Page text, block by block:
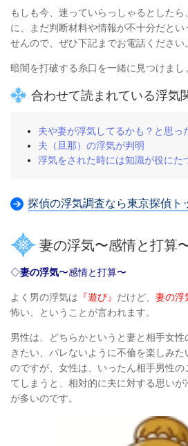
もしも今、迷っていらっしゃるとした
に、
まだ判断材料や情報が不十分だと
せんので、 ぜひ下記までお電話ください。
暗闇を打破する糸口を一緒に見つけまし
合わせて読まれている浮気
夫や妻が浮気してるかも？と思っ
夫（旦那）の浮気が判明
浮気をされた時には知識が役にた
探偵の浮気調査なら東京探偵ト
妻の浮気〜感情と打算
◇妻の浮気〜感情と打算〜
よく男の浮気は 『遊び』 だけど、 妻の浮
怖い、ということが言われます。
男性は、どちらかというと妻と相手女
きたい、 パレないように不倫を楽しみた
のですが、 女性は、いったん相手男性の
てしまうと、 相対的に夫に対する思いが
が多いのです。